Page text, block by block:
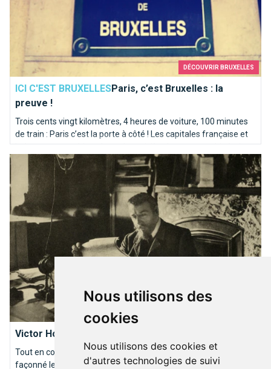
Nous utilisons des
cookies
Nous utilisons des cookies et
d'autres technologies de suivi
DÉCOUVRIR BRUXELLES
ICI C'EST BRUXELLESParis, c’est Bruxelles : la
preuve !
Trois cents vingt kilomètres, 4 heures de voiture, 100 minutes
de train : Paris c’est la porte à côté ! Les capitales française et
belge partagent bien plus qu’une rivière homonyme. Itinéraire
en bord de Seine sur les traces de la Senne...
Victor Horta, père de l’Art nouveau à Bruxelles
Tout en courbe, en verre et en acier, l’oeuvre de Victor Horta a
façonné le visage de Bruxelles et influencé les architectes du
Victor Horta, père de l’Art nouveau à Bruxelles